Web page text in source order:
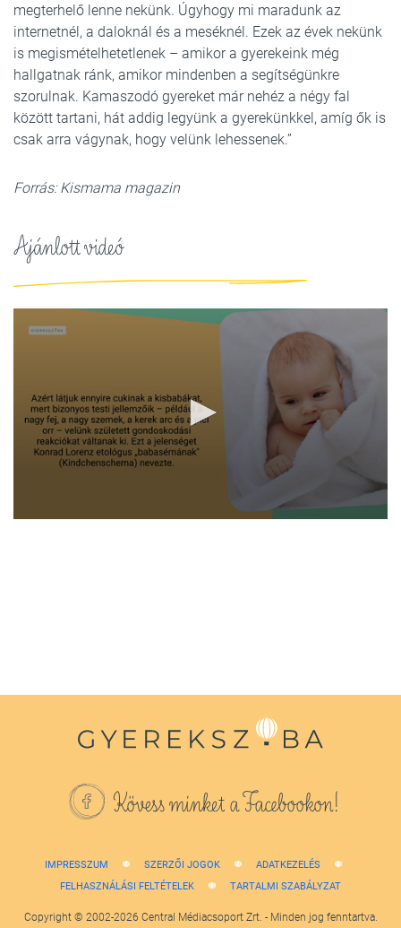
megterhelő lenne nekünk. Úgyhogy mi maradunk az
internetnél, a daloknál és a meséknél. Ezek az évek nekünk
is megismételhetetlenek – amikor a gyerekeink még
hallgatnak ránk, amikor mindenben a segítségünkre
szorulnak. Kamaszodó gyereket már nehéz a négy fal
között tartani, hát addig legyünk a gyerekünkkel, amíg ők is
csak arra vágynak, hogy velünk lehessenek.”
Forrás: Kismama magazin
Ajánlott videó
Kövess minket a Facebookon!
IMPRESSZUM SZERZŐI JOGOK
ADATKEZELÉS
FELHASZNÁLÁSI FELTÉTELEK
TARTALMI SZABÁLYZAT
Copyright © 2002-2026 Central Médiacsoport Zrt. - Minden jog fenntartva.